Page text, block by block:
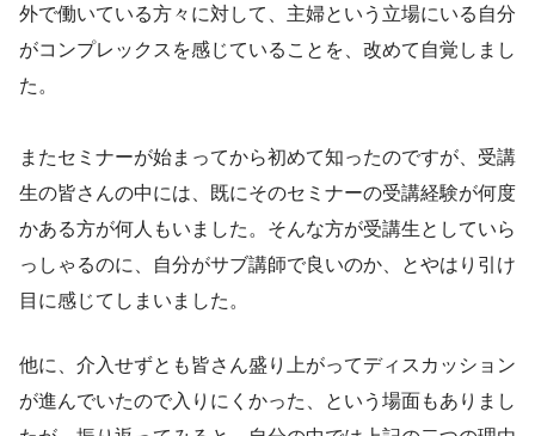
外で働いている方々に対して、主婦という立場にいる自分
がコンプレックスを感じていることを、改めて自覚しまし
た。
またセミナーが始まってから初めて知ったのですが、受講
生の皆さんの中には、既にそのセミナーの受講経験が何度
かある方が何人もいました。そんな方が受講生としていら
っしゃるのに、自分がサブ講師で良いのか、とやはり引け
目に感じてしまいました。
他に、介入せずとも皆さん盛り上がってディスカッション
が進んでいたので入りにくかった、という場面もありまし